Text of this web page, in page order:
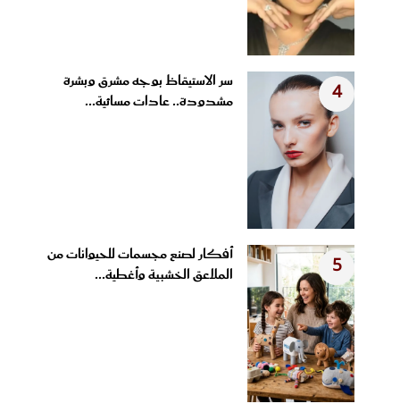
4
سر الاستيقاظ بوجه مشرق وبشرة
مشدودة.. عادات مسائية...
5
أفكار لصنع مجسمات للحيوانات من
الملاعق الخشبية وأغطية...